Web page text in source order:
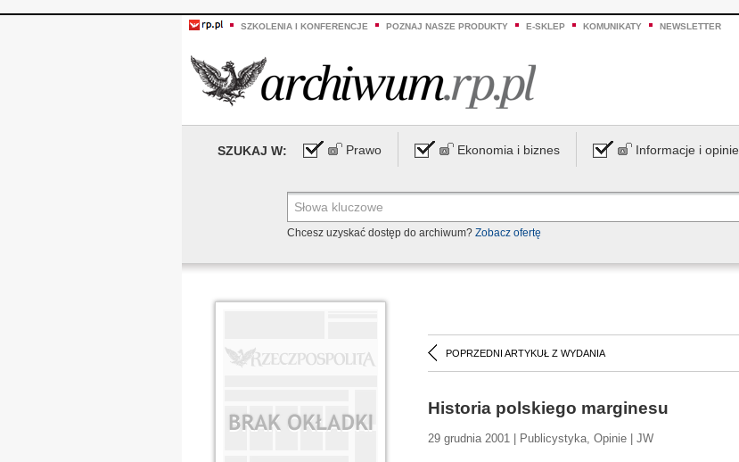
SZKOLENIA I KONFERENCJE POZNAJ NASZE PRODUKTY E-SKLEP KOMUNIKATY NEWSLETTER
SZUKAJ W: Prawo Ekonomia i biznes Informacje i opinie
Chcesz uzyskać dostęp do archiwum? Zobacz ofertę
POPRZEDNI ARTYKUŁ Z WYDANIA
Historia polskiego marginesu
29 grudnia 2001 | Publicystyka, Opinie | JW